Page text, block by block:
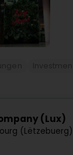
(Lux)
(Lëtzebuerg)